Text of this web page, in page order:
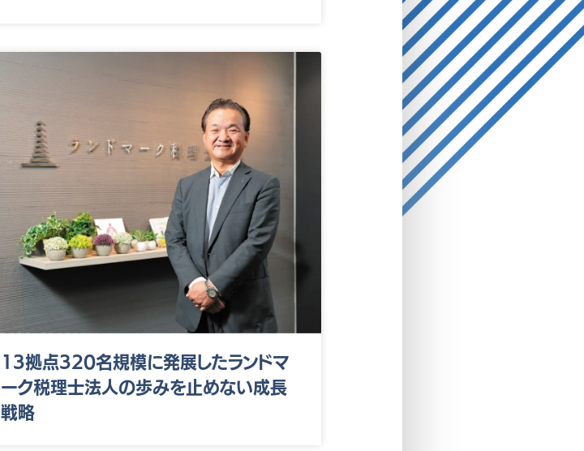
13拠点320名規模に発展したランドマ
ーク税理士法人の歩みを止めない成長
戦略